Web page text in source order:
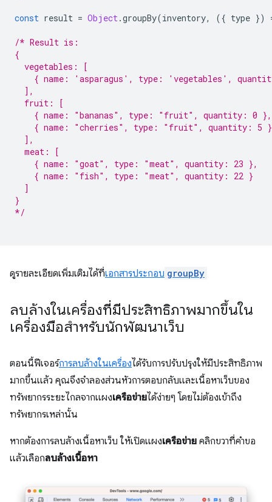
const result = Object .groupBy(inventory, ({ type })
/* Result is:
{
  vegetables: [
{ name: 'asparagus', type: 'vegetables',
  ],
  fruit: [
    { name: "bananas", type: "fruit", quantity: 0 },
    { name: "cherries", type: "fruit", quantity: 5 }
  ],
  meat: [
    { name: "goat", type: "meat", quantity: 23 },
    { name: "fish", type: "meat", quantity: 22 }
  ]
}
*/
ดูรายละเอียดเพิ่มเติมได้ที่เอกสารประกอบ groupBy
ลบล้างในเครื่องที่มีประสิทธิภาพมากขึ้นใน
เครื่องมือสำหรับนักพัฒนาเว็บ
ตอนนี้ฟีเจอร์การลบล้างในเครื่องได้รับการปรับปรุงให้มีประสิทธิภาพ
มากขึ้นแล้ว คุณจึงจำลองส่วนหัวการตอบกลับและเนื้อหาเว็บของ
ทรัพยากรระยะไกลจากแผงเครือข่ายได้ง่ายๆ โดยไม่ต้องเข้าถึง
ทรัพยากรเหล่านั้น
หากต้องการลบล้างเนื้อหาเว็บ ให้เปิดแผงเครือข่าย คลิกขวาที่คำขอ
แล้วเลือกลบล้างเนื้อหา